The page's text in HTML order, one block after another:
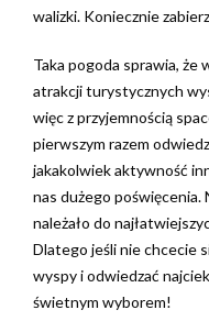
walizki. Koniecznie
Taka pogoda sprawia, że
atrakcji turystycznych
więc z przyjemnością
pierwszym razem
jakakolwiek aktywność
nas dużego poświęcenia.
należało do
Dlatego jeśli nie chcecie
wyspy i odwiedzać
świetnym wyborem!